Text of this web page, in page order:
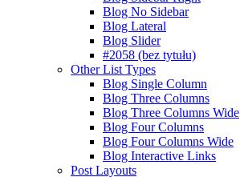
Blog No Sidebar
Blog Lateral
Blog Slider
#2058 (bez tytułu)
Other List Types
Blog Single Column
Blog Three Columns
Blog Three Columns Wide
Blog Four Columns
Blog Four Columns Wide
Blog Interactive Links
Post Layouts